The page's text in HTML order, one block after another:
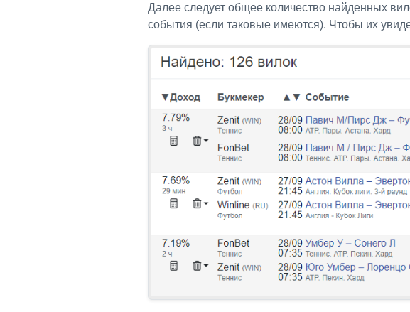
Далее следует общее количество найденных
события (если таковые имеются). Чтобы их